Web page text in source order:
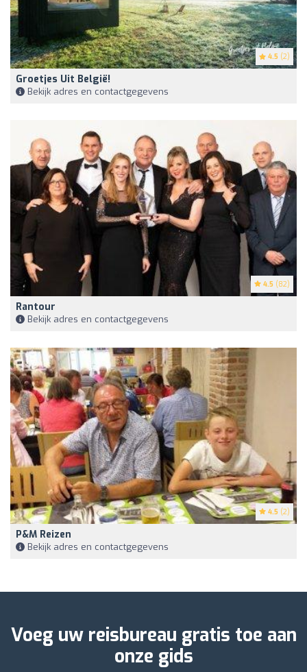
4.5 (2)
Groetjes Uit België!
Bekijk adres en contactgegevens
4.5 (82)
Rantour
Bekijk adres en contactgegevens
4.5 (2)
P&m Reizen
Bekijk adres en contactgegevens
Voeg uw reisbureau gratis toe aan
onze gids